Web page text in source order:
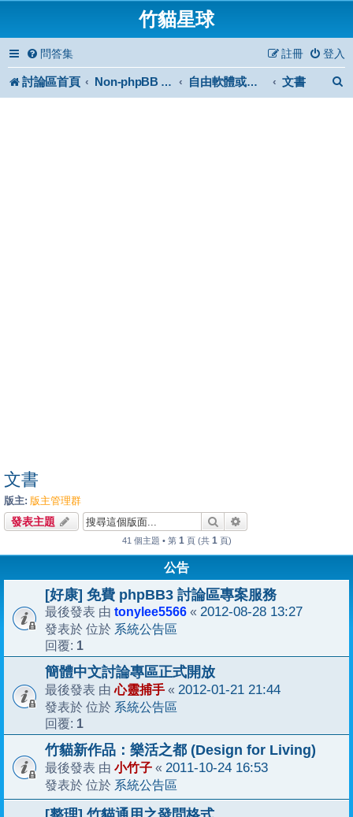
竹貓星球
問答集 登入
註冊
討論區首頁 Non-phpBB specific 自由軟體或免費軟體 文書
文書
版主: 版主管理群
發表主題 搜尋
41 個主題 • 第 1 頁 (共 1 頁)
公告
[好康] 免費 phpBB3 討論區專案服務
最後發表 由 tonylee5566 « 2012-08-28 13:27
發表於 位於 系統公告區
回覆: 1
簡體中文討論專區正式開放
最後發表 由心靈捕手 « 2012-01-21 21:44
發表於 位於 系統公告區
回覆: 1
竹貓新作品：樂活之都 (Design for Living)
最後發表 由 小竹子 « 2011-10-24 16:53
發表於 位於 系統公告區